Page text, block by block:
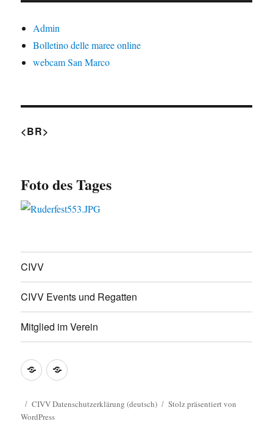
Admin
Bolletino delle maree online
webcam San Marco
<BR>
Foto des Tages
CIVV
CIVV Events und Regatten
Mitglied im Verein
CIVV
Datenschutzerklärung
(deutsch)
CIVV
Policy
CIVV Datenschutzerklärung (deutsch)
Stolz präsentiert von
WordPress